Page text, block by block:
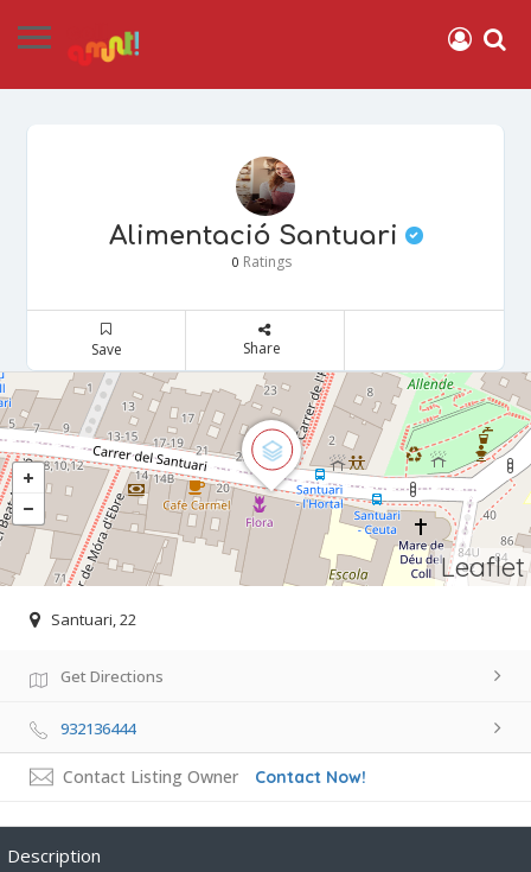
Alimentació Santuari
0 Ratings
Save Share
Leaflet
Santuari, 22
Get Directions
932136444
Contact Listing Owner Contact Now!
Description